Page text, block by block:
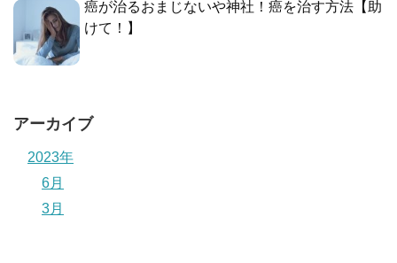
癌が治るおまじないや神社！癌を治す方法【助
けて！】
アーカイブ
2023年
6月
3月